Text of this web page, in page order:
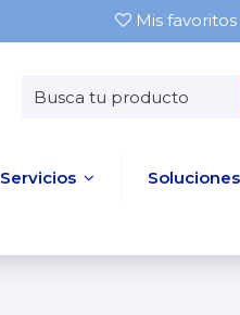
Mis favoritos
Servicios Soluciones